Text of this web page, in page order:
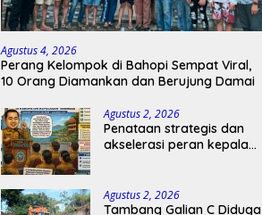
Agustus 4, 2026
Perang Kelompok di Bahopi Sempat Viral,
10 Orang Diamankan dan Berujung Damai
Agustus 2, 2026
Penataan strategis dan
akselerasi peran kepala
Agustus 2, 2026
Tambang Galian C Diduga